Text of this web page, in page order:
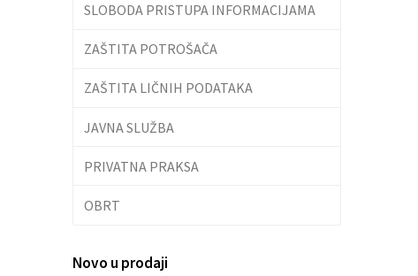
SLOBODA PRISTUPA INFORMACIJAMA
ZAŠTITA POTROŠAČA
ZAŠTITA LIČNIH PODATAKA
JAVNA SLUŽBA
PRIVATNA PRAKSA
OBRT
Novo u prodaji